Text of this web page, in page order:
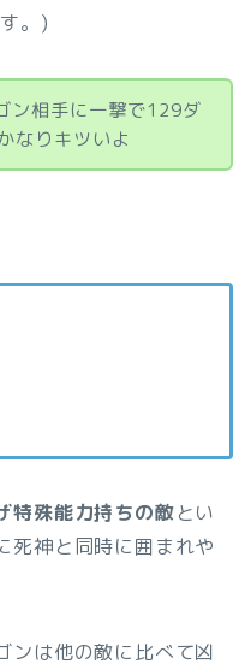
。)
ン相手に一撃で129ダ
なりキツいよ
特殊能力持ちの敵とい
死神と同時に囲まれや
ンは他の敵に比べて凶